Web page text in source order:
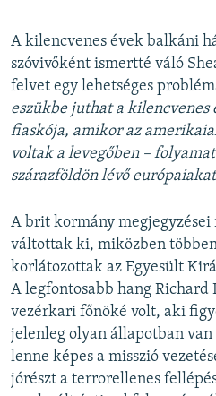
A kilencvenes évek balkáni
szóvivőként ismertté váló
felvet egy lehetséges
eszükbe juthat a kilencvenes
fiaskója, amikor az
voltak a levegőben –
szárazföldön lévő
A brit kormány megjegyzései
váltottak ki, miközben
korlátozottak az Egyesült
A legfontosabb hang
vezérkari főnöké volt, aki
jelenleg olyan állapotban van
lenne képes a misszió
jórészt a terrorellenes